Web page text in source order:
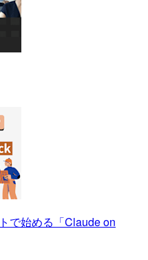
で始める「Claude on